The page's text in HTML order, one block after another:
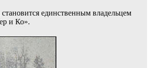
единственным владельцем
и Ко».